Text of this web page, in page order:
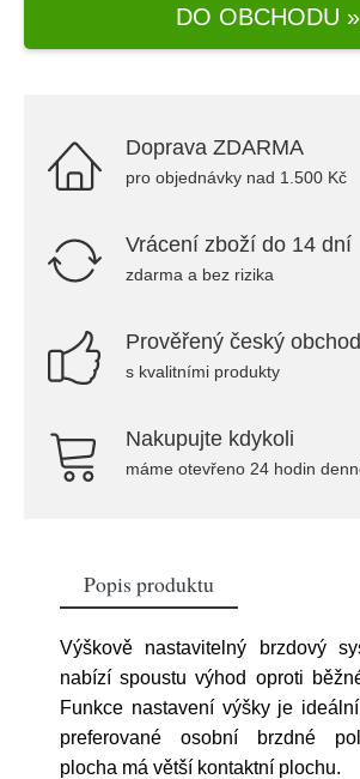
DO OBCHODU »
Doprava ZDARMA
pro objednávky nad 1.500 Kč
Vrácení zboží do 14 dní
zdarma a bez rizika
Prověřený český obchod
s kvalitními produkty
Nakupujte kdykoli
máme otevřeno 24 hodin
Popis produktu
Výškově nastavitelný brzdový
nabízí spoustu výhod oproti
Funkce nastavení výšky je
preferované osobní brzdné
plocha má větší kontaktní plochu.